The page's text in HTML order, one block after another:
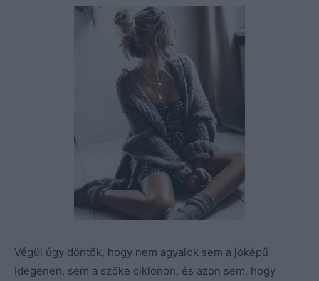
Végül úgy döntök, hogy nem agyalok sem a jóképű
Idegenen, sem a szőke ciklonon, és azon sem, hogy